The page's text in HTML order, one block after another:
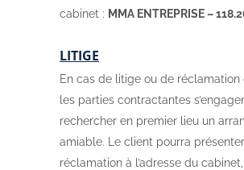
cabinet : MMA ENTREPRISE –
LITIGE
En cas de litige ou de réclamation
les parties contractantes
rechercher en premier lieu un
amiable. Le client pourra
réclamation à l’adresse du